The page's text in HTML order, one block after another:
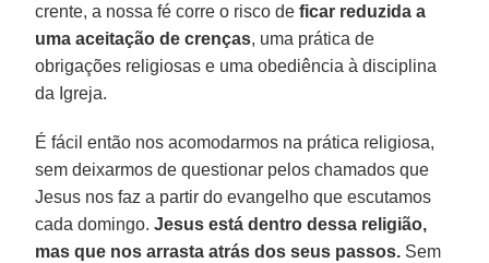
crente, a nossa fé corre o risco de ficar reduzida a
uma aceitação de crenças, uma prática de
obrigações religiosas e uma obediência à disciplina
da Igreja.
É fácil então nos acomodarmos na prática religiosa,
sem deixarmos de questionar pelos chamados que
Jesus nos faz a partir do evangelho que escutamos
cada domingo.Jesus está dentro dessa religião,
mas que nos arrasta atrás dos seus passos. Sem